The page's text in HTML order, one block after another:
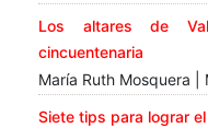
Los altares de
cincuentenaria
María Ruth Mosquera |
Siete tips para lograr